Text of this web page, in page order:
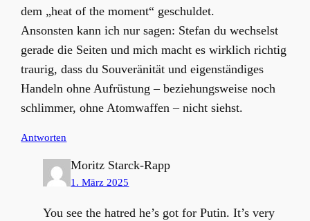
dem „heat of the moment“ geschuldet.
Ansonsten kann ich nur sagen: Stefan du wechselst
gerade die Seiten und mich macht es wirklich richtig
traurig, dass du Souveränität und eigenständiges
Handeln ohne Aufrüstung – beziehungsweise noch
schlimmer, ohne Atomwaffen – nicht siehst.
Antworten
Moritz Starck-Rapp
1. März 2025
You see the hatred he’s got for Putin. It’s very